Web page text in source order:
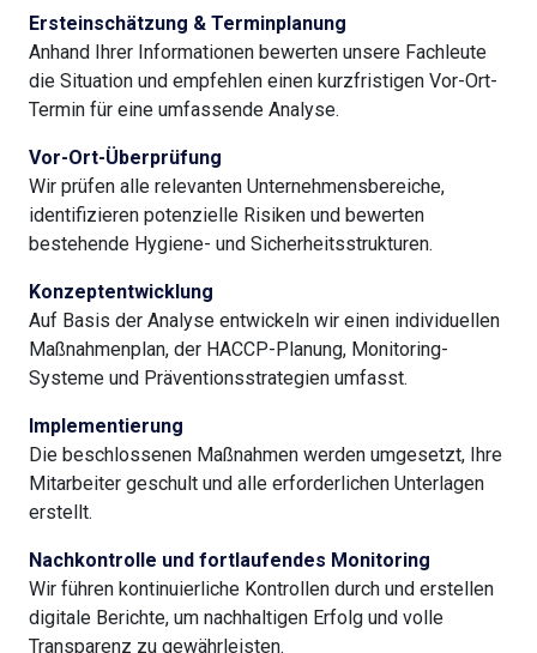
Ersteinschätzung & Terminplanung
Anhand Ihrer Informationen bewerten unsere Fachleute
die Situation und empfehlen einen kurzfristigen Vor-Ort-
Termin für eine umfassende Analyse.
Vor-Ort-Überprüfung
Wir prüfen alle relevanten Unternehmensbereiche,
identifizieren potenzielle Risiken und bewerten
bestehende Hygiene- und Sicherheitsstrukturen.
Konzeptentwicklung
Auf Basis der Analyse entwickeln wir einen individuellen
Maßnahmenplan, der HACCP-Planung, Monitoring-
Systeme und Präventionsstrategien umfasst.
Implementierung
Die beschlossenen Maßnahmen werden umgesetzt, Ihre
Mitarbeiter geschult und alle erforderlichen Unterlagen
erstellt.
Nachkontrolle und fortlaufendes Monitoring
Wir führen kontinuierliche Kontrollen durch und erstellen
digitale Berichte, um nachhaltigen Erfolg und volle
Transparenz zu gewährleisten.